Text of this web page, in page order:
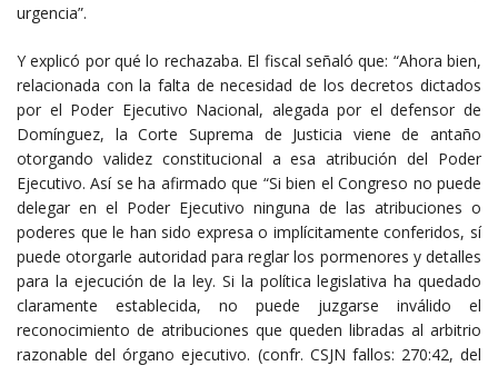
urgencia”.
Y explicó por qué lo rechazaba. El fiscal señaló que: “Ahora bien,
relacionada con la falta de necesidad de los decretos dictados
por el Poder Ejecutivo Nacional, alegada por el defensor de
Domínguez, la Corte Suprema de Justicia viene de antaño
otorgando validez constitucional a esa atribución del Poder
Ejecutivo. Así se ha afirmado que “Si bien el Congreso no puede
delegar en el Poder Ejecutivo ninguna de las atribuciones o
poderes que le han sido expresa o implícitamente conferidos, sí
puede otorgarle autoridad para reglar los pormenores y detalles
para la ejecución de la ley. Si la política legislativa ha quedado
claramente establecida, no puede juzgarse inválido el
reconocimiento de atribuciones que queden libradas al arbitrio
razonable del órgano ejecutivo. (confr. CSJN fallos: 270:42, del